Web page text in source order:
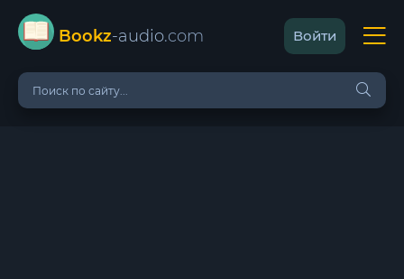
Bookz-audio.com Войти